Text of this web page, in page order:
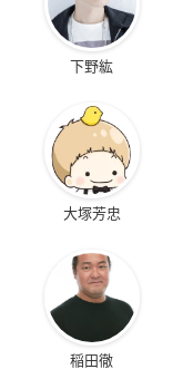
下野紘
大塚芳忠
稲田徹